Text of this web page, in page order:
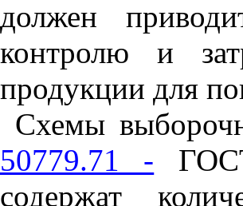
должен
контролю и
продукции для
Схемы
50779.71 -
содержат